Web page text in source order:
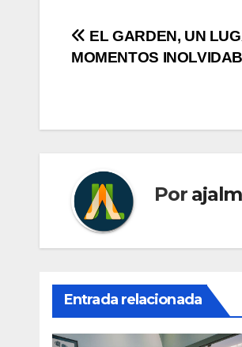
Navegación
EL GARDEN, UN
MOMENTOS
Por
Entrada relacionada